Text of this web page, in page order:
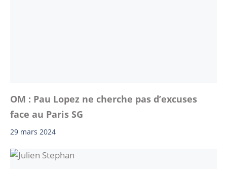
OM : Pau Lopez ne cherche pas d’excuses
face au Paris SG
29 mars 2024